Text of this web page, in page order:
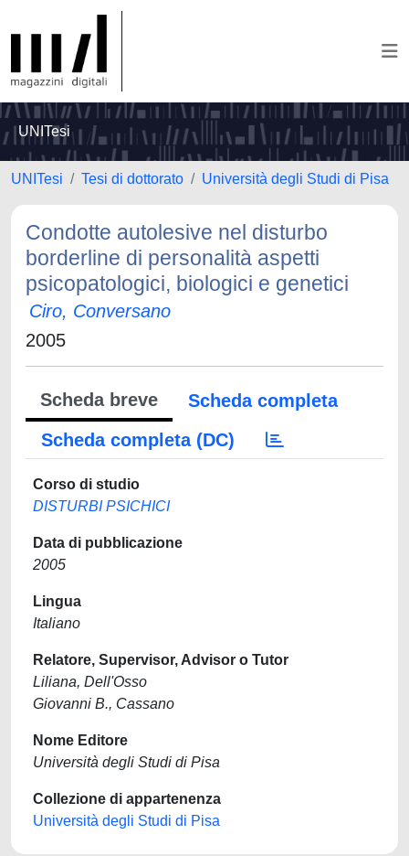
UNITesi
UNITesi Tesi di dottorato Università degli Studi di Pisa
Condotte autolesive nel disturbo
borderline di personalità aspetti
psicopatologici, biologici e genetici
Ciro, Conversano
2005
Scheda breve
Scheda completa
Scheda completa (DC)
Corso di studio
DISTURBI PSICHICI
Data di pubblicazione
2005
Lingua
Italiano
Relatore, Supervisor, Advisor o Tutor
Liliana, Dell'Osso
Giovanni B., Cassano
Nome Editore
Università degli Studi di Pisa
Collezione di appartenenza
Università degli Studi di Pisa